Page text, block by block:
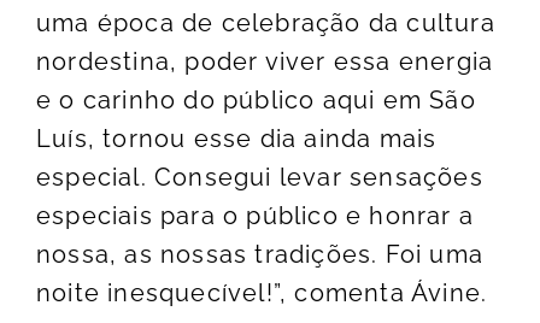
uma época de celebração da cultura
nordestina, poder viver essa energia
e o carinho do público aqui em São
Luís, tornou esse dia ainda mais
especial. Consegui levar sensações
especiais para o público e honrar a
nossa, as nossas tradições. Foi uma
noite inesquecível!”, comenta Ávine.